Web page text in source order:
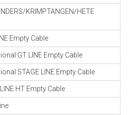
KRIMPTANGEN/HETE
Empty Cable
GT LINE Empty Cable
STAGE LINE Empty Cable
HT Empty Cable